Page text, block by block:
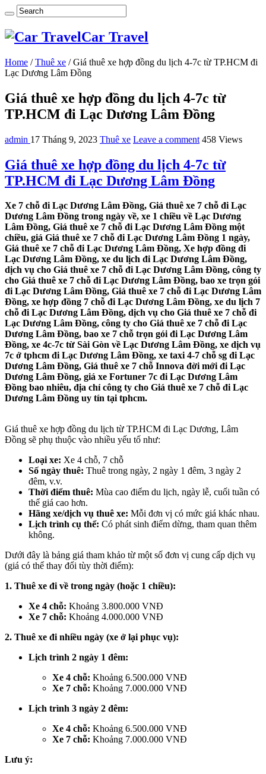
Car Travel
Home / Thuê xe / Giá thuê xe hợp đồng du lịch 4-7c từ TP.HCM đi
Lạc Dương Lâm Đồng
Giá thuê xe hợp đồng du lịch 4-7c từ
TP.HCM đi Lạc Dương Lâm Đồng
admin 17 Tháng 9, 2023 Thuê xe Leave a comment 458 Views
Giá thuê xe hợp đồng du lịch 4-7c từ
TP.HCM đi Lạc Dương Lâm Đồng
Xe 7 chỗ đi Lạc Dương Lâm Đồng, Giá thuê xe 7 chỗ đi Lạc
Dương Lâm Đồng trong ngày về, xe 1 chiều về Lạc Dương
Lâm Đồng, Giá thuê xe 7 chỗ đi Lạc Dương Lâm Đồng một
chiều, giá Giá thuê xe 7 chỗ đi Lạc Dương Lâm Đồng 1 ngày,
Giá thuê xe 7 chỗ đi Lạc Dương Lâm Đồng, Xe hợp đồng đi
Lạc Dương Lâm Đồng, xe du lịch đi Lạc Dương Lâm Đồng,
dịch vụ cho Giá thuê xe 7 chỗ đi Lạc Dương Lâm Đồng, công ty
cho Giá thuê xe 7 chỗ đi Lạc Dương Lâm Đồng, bao xe trọn gói
đi Lạc Dương Lâm Đồng, Giá thuê xe 7 chỗ đi Lạc Dương Lâm
Đồng, xe hợp đồng 7 chỗ đi Lạc Dương Lâm Đồng, xe du lịch 7
chỗ đi Lạc Dương Lâm Đồng, dịch vụ cho Giá thuê xe 7 chỗ đi
Lạc Dương Lâm Đồng, công ty cho Giá thuê xe 7 chỗ đi Lạc
Dương Lâm Đồng, bao xe 7 chỗ trọn gói đi Lạc Dương Lâm
Đồng, xe 4c-7c từ Sài Gòn về Lạc Dương Lâm Đồng, xe dịch vụ
7c ở tphcm đi Lạc Dương Lâm Đồng, xe taxi 4-7 chỗ sg đi Lạc
Dương Lâm Đồng, Giá thuê xe 7 chỗ Innova đời mới đi Lạc
Dương Lâm Đồng, giá xe Fortuner 7c đi Lạc Dương Lâm
Đồng bao nhiêu, địa chỉ công ty cho Giá thuê xe 7 chỗ đi Lạc
Dương Lâm Đồng uy tín tại tphcm.
Giá thuê xe hợp đồng du lịch từ TP.HCM đi Lạc Dương, Lâm
Đồng sẽ phụ thuộc vào nhiều yếu tố như:
Loại xe: Xe 4 chỗ, 7 chỗ
Số ngày thuê: Thuê trong ngày, 2 ngày 1 đêm, 3 ngày 2
đêm, v.v.
Thời điểm thuê: Mùa cao điểm du lịch, ngày lễ, cuối tuần có
thể giá cao hơn.
Hãng xe/dịch vụ thuê xe: Mỗi đơn vị có mức giá khác nhau.
Lịch trình cụ thể: Có phát sinh điểm dừng, tham quan thêm
không.
Dưới đây là bảng giá tham khảo từ một số đơn vị cung cấp dịch vụ
(giá có thể thay đổi tùy thời điểm):
1. Thuê xe đi về trong ngày (hoặc 1 chiều):
Xe 4 chỗ: Khoảng 3.800.000 VNĐ
Xe 7 chỗ: Khoảng 4.000.000 VNĐ
2. Thuê xe đi nhiều ngày (xe ở lại phục vụ):
Lịch trình 2 ngày 1 đêm:
Xe 4 chỗ: Khoảng 6.500.000 VNĐ
Xe 7 chỗ: Khoảng 7.000.000 VNĐ
Lịch trình 3 ngày 2 đêm:
Xe 4 chỗ: Khoảng 6.500.000 VNĐ
Xe 7 chỗ: Khoảng 7.000.000 VNĐ
Lưu ý: